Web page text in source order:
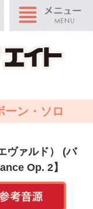
ーン・ソロ
ヴァルド） (バ
Op. 2】